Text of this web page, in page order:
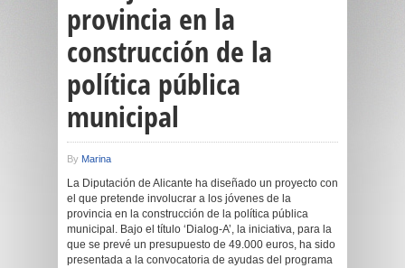
provincia en la
construcción de la
política pública
municipal
By Marina
La Diputación de Alicante ha diseñado un proyecto con
el que pretende involucrar a los jóvenes de la
provincia en la construcción de la política pública
municipal. Bajo el título ‘Dialog-A’, la iniciativa, para la
que se prevé un presupuesto de 49.000 euros, ha sido
presentada a la convocatoria de ayudas del programa